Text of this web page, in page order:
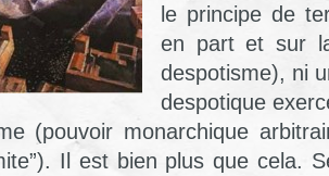
le principe de
en part et sur
despotisme), ni
despotique
(pouvoir monarchique
Il est bien plus que cela.